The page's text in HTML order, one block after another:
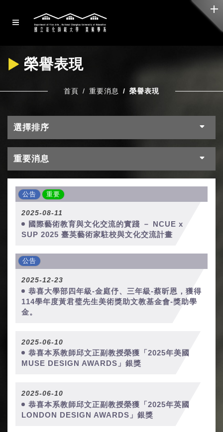
榮譽表現
首頁 重要消息 榮譽表現
選擇排序
重要消息
公告 重要
2025-08-11
國際藝術教育與文化交流的實踐 － NCUE x
SUP 2025 臺英藝術家駐校與文化交流計畫
公告
2025-12-23
恭喜大學部四年級-金庭伃、三年級-蔡昕恩，獲得
114學年度黃君璧先生美術獎助文教基金會-獎助學
金。
2025-06-10
恭喜本系教師邱文正副教授榮獲「2025年美國
MUSE DESIGN AWARDS」銀獎
2025-06-10
恭喜本系教師邱文正副教授榮獲「2025年英國
LONDON DESIGN AWARDS」銀獎